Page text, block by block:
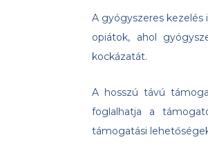
A gyógyszeres
opiátok, ahol
kockázatát.
A hosszú távú
foglalhatja a
támogatási